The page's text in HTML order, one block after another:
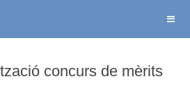
concurs de mèrits